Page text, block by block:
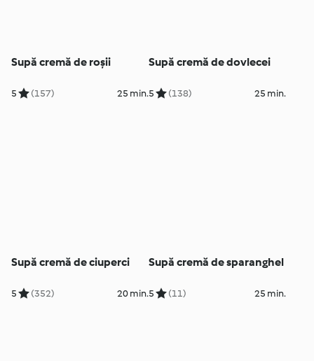
Supă cremă de roșii
5 (157) 25 min.
Supă cremă de dovlecei
5 (138) 25 min.
Supă cremă de ciuperci
5 (352) 20 min.
Supă cremă de sparanghel
5 (11) 25 min.